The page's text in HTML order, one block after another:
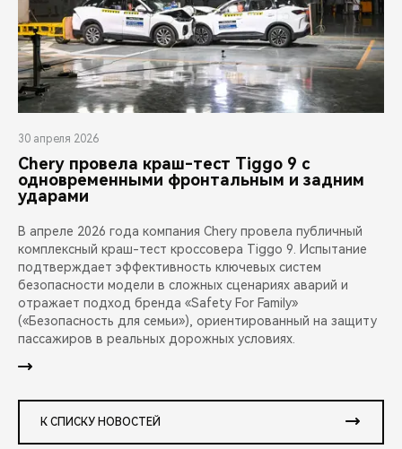
30 апреля 2026
Chery провела краш-тест Tiggo 9 с
одновременными фронтальным и задним
ударами
В апреле 2026 года компания Chery провела публичный
комплексный краш-тест кроссовера Tiggo 9. Испытание
подтверждает эффективность ключевых систем
безопасности модели в сложных сценариях аварий и
отражает подход бренда «Safety For Family»
(«Безопасность для семьи»), ориентированный на защиту
пассажиров в реальных дорожных условиях.
К СПИСКУ НОВОСТЕЙ